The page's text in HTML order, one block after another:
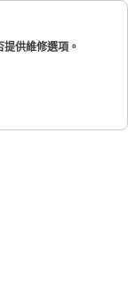
供維修選項。